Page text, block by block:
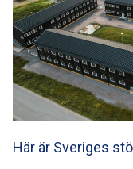
Här är Sveriges